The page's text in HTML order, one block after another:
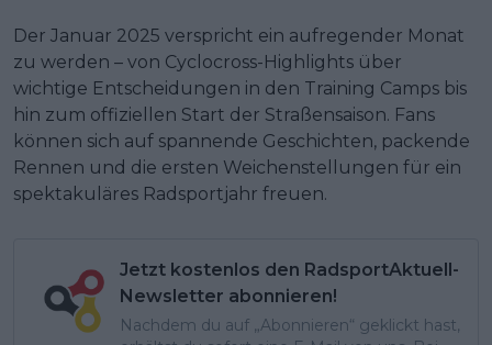
Der Januar 2025 verspricht ein aufregender Monat
zu werden – von Cyclocross-Highlights über
wichtige Entscheidungen in den Training Camps bis
hin zum offiziellen Start der Straßensaison. Fans
können sich auf spannende Geschichten, packende
Rennen und die ersten Weichenstellungen für ein
spektakuläres Radsportjahr freuen.
Jetzt kostenlos den RadsportAktuell-
Newsletter abonnieren!
Nachdem du auf „Abonnieren“ geklickt hast,